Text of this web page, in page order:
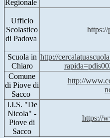
Regionale
Ufficio
Scolastico
di Padova
Scuola in
Chiaro
http://
Comune
di Piove di
Sacco
http://
I.I.S. "De
Nicola" -
Piove di
Sacco
https://